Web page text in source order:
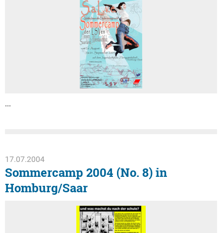
...
17.07.2004
Sommercamp 2004 (No. 8) in
Homburg/Saar